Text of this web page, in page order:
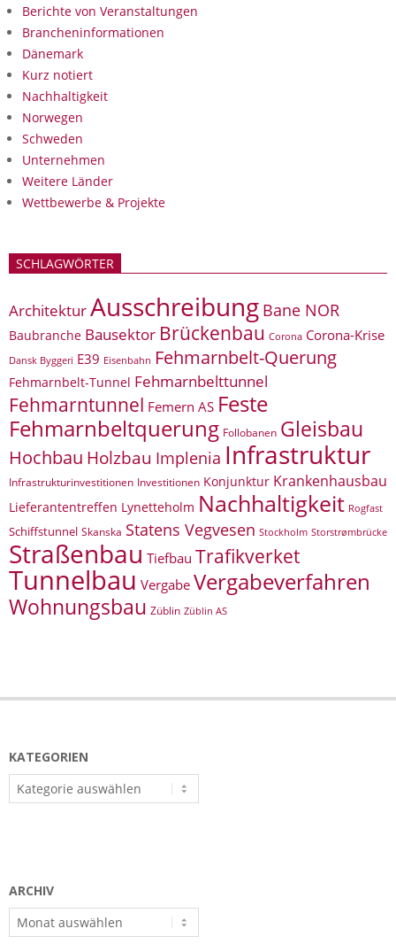
Berichte von Veranstaltungen
Brancheninformationen
Dänemark
Kurz notiert
Nachhaltigkeit
Norwegen
Schweden
Unternehmen
Weitere Länder
Wettbewerbe & Projekte
SCHLAGWÖRTER
ArchitekturAusschreibung Bane NOR
Baubranche Bausektor Brückenbau Corona Corona-Krise
Dansk Byggeri E39 Eisenbahn Fehmarnbelt-Querung
Fehmarnbelt-Tunnel Fehmarnbelttunnel
Fehmarntunnel Femern AS Feste
Fehmarnbeltquerung Follobanen Gleisbau
Hochbau Holzbau Implenia Infrastruktur
Infrastrukturinvestitionen Investitionen Konjunktur Krankenhausbau
Lieferantentreffen Lynetteholm Nachhaltigkeit Rogfast
Schiffstunnel Skanska Statens Vegvesen Stockholm Storstrømbrücke
Straßenbau Tiefbau Trafikverket
Tunnelbau Vergabe Vergabeverfahren
Wohnungsbau Züblin Züblin AS
KATEGORIEN
Kategorien
ARCHIV
Archiv